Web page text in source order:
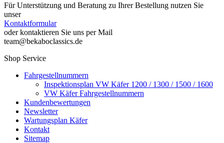
Für Unterstützung und Beratung zu Ihrer Bestellung nutzen Sie
unser
Kontaktformular
oder kontaktieren Sie uns per Mail
team@bekaboclassics.de
Shop Service
Fahrgestellnummern
Inspektionsplan VW Käfer 1200 / 1300 / 1500 / 1600
VW Käfer Fahrgestellnummern
Kundenbewertungen
Newsletter
Wartungsplan Käfer
Kontakt
Sitemap